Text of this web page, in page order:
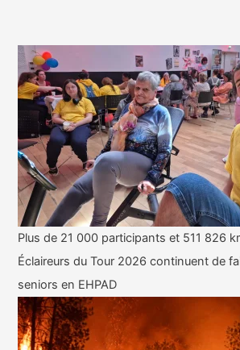
Plus de 21 000 participants et 511 826
Éclaireurs du Tour 2026 continuent de
seniors en EHPAD